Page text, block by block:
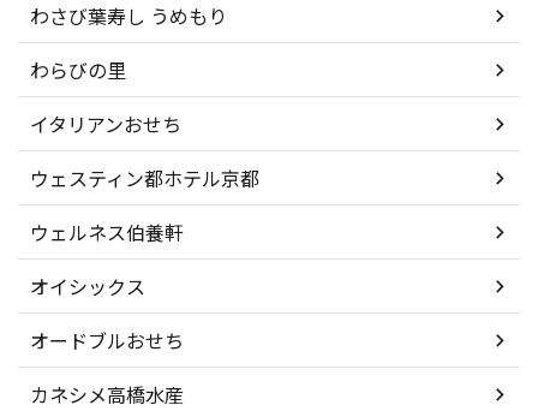
わさび葉寿し うめもり
わらびの里
イタリアンおせち
ウェスティン都ホテル京都
ウェルネス伯養軒
オイシックス
オードブルおせち
カネシメ高橋水産